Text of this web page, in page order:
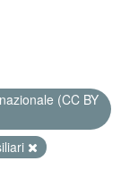
(CC BY